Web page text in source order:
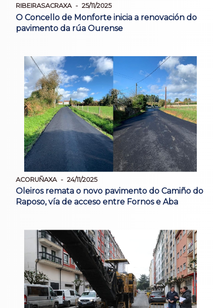
RIBEIRASACRAXA 25/11/2025
O Concello de Monforte inicia a renovación do
pavimento da rúa Ourense
ACORUÑAXA 24/11/2025
Oleiros remata o novo pavimento do Camiño do
Raposo, vía de acceso entre Fornos e Aba